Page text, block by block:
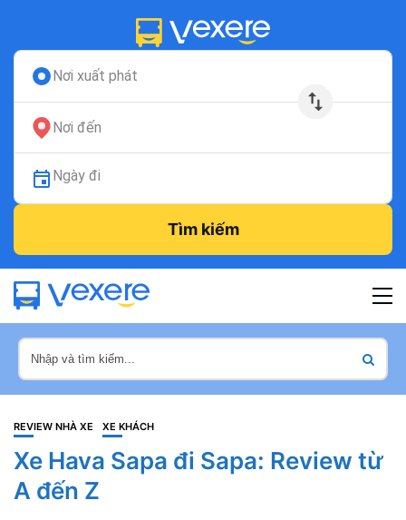
Nơi xuất phát
Nơi đến
Ngày đi
Tìm kiếm
REVIEW NHÀ XE XE KHÁCH
Xe Hava Sapa đi Sapa: Review từ
A đến Z